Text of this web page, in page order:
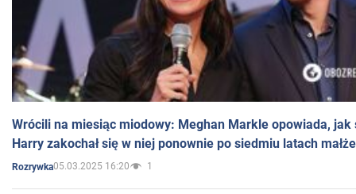
Wrócili na miesiąc miodowy: Meghan Markle opowiada, jak
Harry zakochał się w niej ponownie po siedmiu latach
Rozrywka05.03.2025 16:20 1